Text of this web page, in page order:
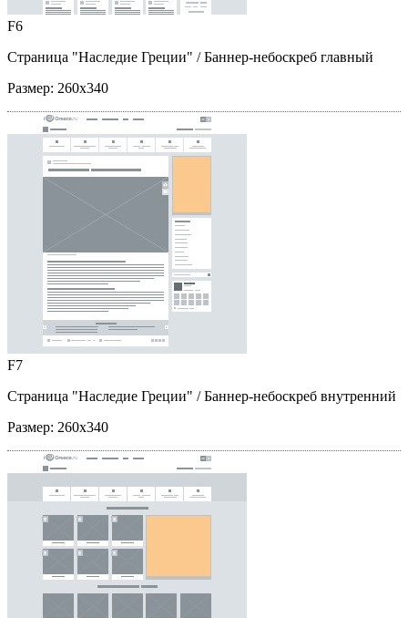
F6
Страница "Наследие Греции" / Баннер-небоскреб главный
Размер: 260x340
F7
Страница "Наследие Греции" / Баннер-небоскреб внутренний
Размер: 260x340